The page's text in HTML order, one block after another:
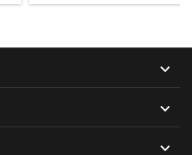


